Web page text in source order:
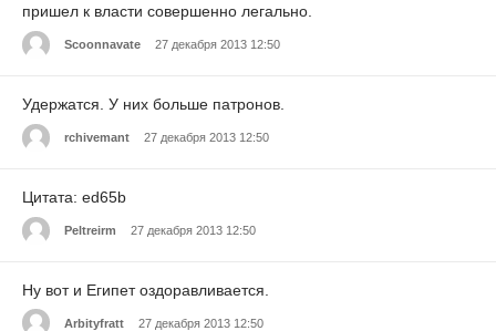
пришел к власти совершенно легально.
Scoonnavate 27 декабря 2013 12:50
Удержатся. У них больше патронов.
rchivemant 27 декабря 2013 12:50
Цитата: ed65b
Peltreirm 27 декабря 2013 12:50
Ну вот и Египет оздоравливается.
Arbityfratt 27 декабря 2013 12:50